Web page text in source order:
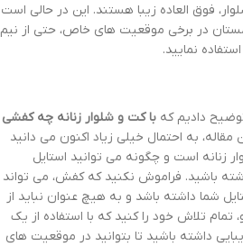
فوق العاده زیبا هستند. این در حالی است
در برخی موقعیت های خاص، حتی از نیم
نمایید.
دادیم که با کت و شلوار زنانه چه کفشی
مقاله، به احتمال خیلی زیاد اکنون می دانید
است و چگونه می توانید استایل
باشید. فراموش نکنید که کفش، می تواند
شما داشته باشد و به هیچ عنوان نباید از
تلاش خود را کنید که با استفاده از یک
داشته باشید تا بتوانید در موقعیت های